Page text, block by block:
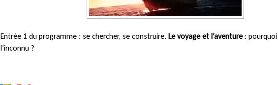
Entrée 1 du programme : se chercher, se construire. Le voyage et l’aventure: pourquoi
l’inconnu ?